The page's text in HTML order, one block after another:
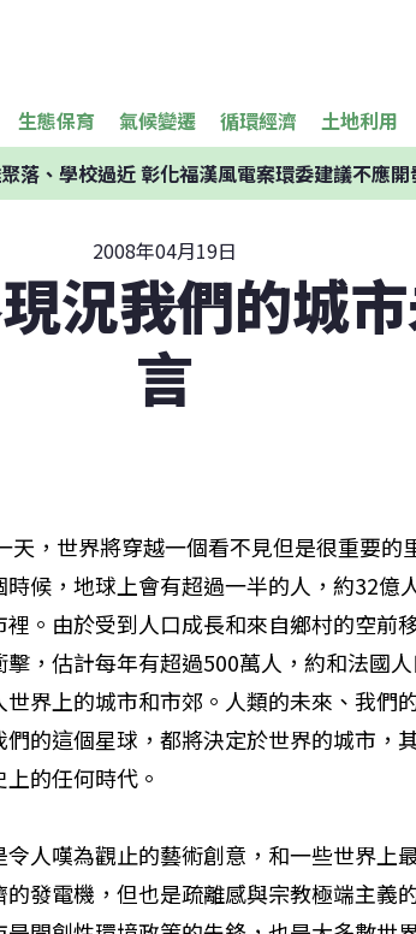
生態保育 氣候變遷 循環經濟 土地利用
落、學校過近 彰化福漢風電案環委建議不應開
2008年04月19日
況――我們的城
言
天，世界將穿越一個看不見但是很重要的
候，地球上會有超過一半的人，約32億
裡。由於受到人口成長和來自鄉村的空前
擊，估計每年有超過500萬人，約和法國人
世界上的城市和市郊。人類的未來、我們
們的這個星球，都將決定於世界的城市，
的任何時代。
令人嘆為觀止的藝術創意，和一些世界上
的發電機，但也是疏離感與宗教極端主義